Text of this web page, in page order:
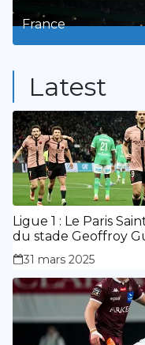
France
Latest
Ligue 1 : Le Paris
du stade Geoffroy
doublé de Doué.
31 mars 2025